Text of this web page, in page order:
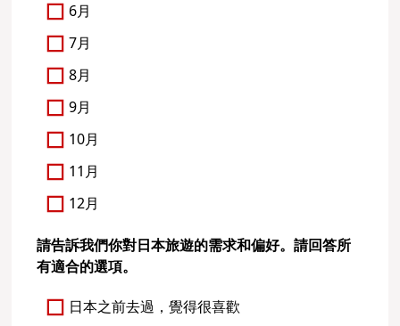
6月
7月
8月
9月
10月
11月
12月
請告訴我們你對日本旅遊的需求和偏好。請回答所
有適合的選項。
日本之前去過，覺得很喜歡